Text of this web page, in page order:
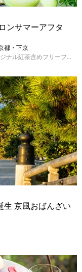
ンサマーアフタ
都・下京
8/12～9/30 ※表示は平日のセット+フォションオリジナル紅茶含めフリーフロー付きの料金
生 京風おばんざい